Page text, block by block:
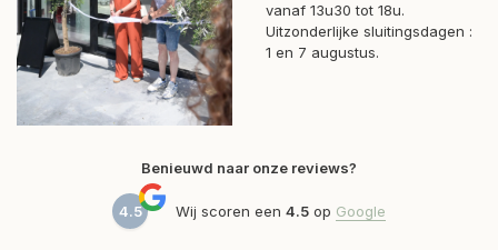
vanaf 13u30 tot 18u.
Uitzonderlijke sluitingsdagen :
1 en 7 augustus.
Benieuwd naar onze reviews?
4.5 Wij scoren een 4.5 op Google